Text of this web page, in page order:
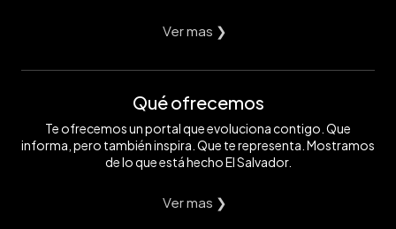
Ver mas ❯
Qué ofrecemos
Te ofrecemos un portal que evoluciona contigo. Que
informa, pero también inspira. Que te representa. Mostramos
de lo que está hecho El Salvador.
Ver mas ❯